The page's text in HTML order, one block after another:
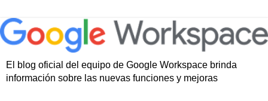
El blog oficial del equipo de Google Workspace brinda
información sobre las nuevas funciones y mejoras